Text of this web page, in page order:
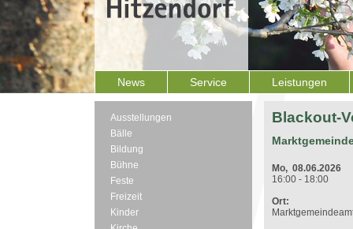
News Service Leistungen
Ausstellungen
Bälle
Bildung
Bühne
Feste
Freizeit
Kinder
Blackout-
Mo, 08.06.2026
16:00 - 18:00
Ort: